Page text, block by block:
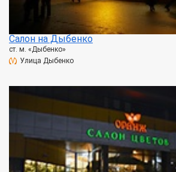
Салон на Дыбенко
ст. м. «Дыбенко»
Улица Дыбенко